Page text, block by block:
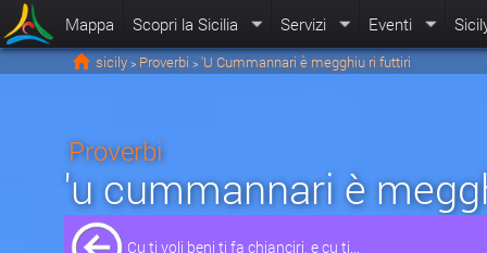
Mappa Scopri la Sicilia Servizi Eventi
sicily > Proverbi > 'U Cummannari è megghiu ri futtiri
Proverbi
'u cummannari è
Cu ti voli beni ti fa chianciri, e cu ti...